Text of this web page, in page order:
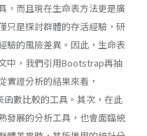
，而且現在生命表方法更是廣
只是探討群體的存活經驗，研
驗的風險差異。因此，生命表
中，我們引用Bootstrap再抽
實證分析的結果來看，
數比較的工具。其次，在此
發展的分析工具，也會面臨統